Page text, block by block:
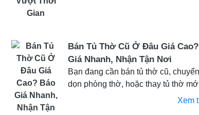
Bán Tủ Thờ Cũ Ở Đâu Giá
Giá Nhanh, Nhận Tận Nơi
Bạn đang cần bán tủ thờ cũ,
dọn phòng thờ, hoặc thay tủ thờ
Xem